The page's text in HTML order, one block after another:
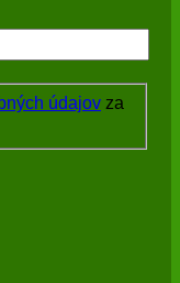
údajov za